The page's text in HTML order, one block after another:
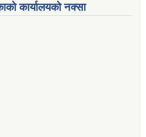
कार्यालयको नक्सा